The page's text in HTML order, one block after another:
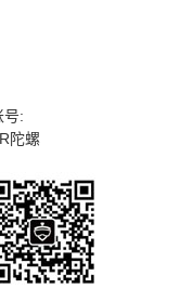
号:
陀螺